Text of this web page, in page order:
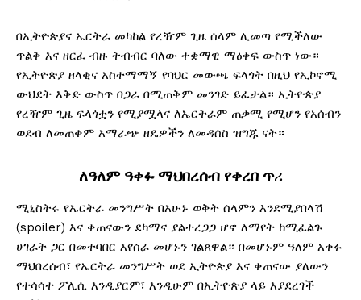
በኢትዮጵያና ኤርትራ መካከል የረዥም ጊዜ ሰላም ሊመጣ የሚችለው
ጥልቅ እና ዘርፈ ብዙ ትብብር ባለው ተቋማዊ ማዕቀፍ ውስጥ ነው።
የኢትዮጵያ ዘላቂና አስተማማኝ የባህር መውጫ ፍላጎት በዚህ የኢኮኖሚ
ውህደት እቅድ ውስጥ በጋራ በሚጠቅም መንገድ ይፈታል። ኢትዮጵያ
የረዥም ጊዜ ፍላጎቷን የሚያሟላና ለኤርትራም ጠቃሚ የሚሆን የአሰብን
ወደብ ለመጠቀም አማራጭ ዘዴዎችን ለመዳሰስ ዝግጁ ናት።
ለዓለም ዓቀፉ ማህበረሰብ የቀረበ ጥሪ
ሚኒስትሩ የኤርትራ መንግሥት በአሁኑ ወቅት ሰላምን እንደሚያበላሽ
(spoiler) እና ቀጠናውን ደካማና ያልተረጋጋ ሆኖ ለማየት ከሚፈልጉ
ሀገራት ጋር በመተባበር እየሰራ መሆኑን ገልጸዋል። በመሆኑም ዓለም አቀፉ
ማህበረሰብ፣ የኤርትራ መንግሥት ወደ ኢትዮጵያ እና ቀጠናው ያለውን
የተሳሳተ ፖሊሲ እንዲያርም፣ እንዲሁም በኢትዮጵያ ላይ እያደረገች